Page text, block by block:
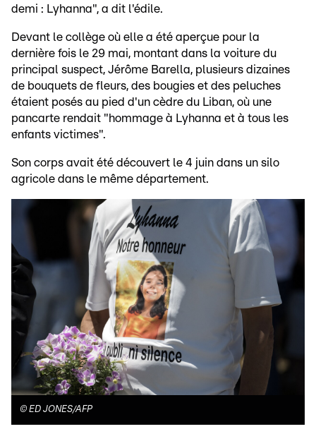
demi : Lyhanna", a dit l'édile.
Devant le collège où elle a été aperçue pour la
dernière fois le 29 mai, montant dans la voiture du
principal suspect, Jérôme Barella, plusieurs dizaines
de bouquets de fleurs, des bougies et des peluches
étaient posés au pied d'un cèdre du Liban, où une
pancarte rendait "hommage à Lyhanna et à tous les
enfants victimes".
Son corps avait été découvert le 4 juin dans un silo
agricole dans le même département.
© ED JONES/AFP